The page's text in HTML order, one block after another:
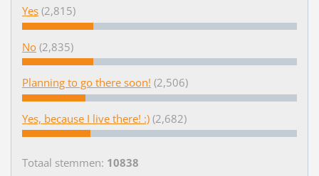
Yes (2,815)
No (2,835)
Planning to go there soon! (2,506)
Yes, because I live there! :) (2,682)
Totaal stemmen: 10838